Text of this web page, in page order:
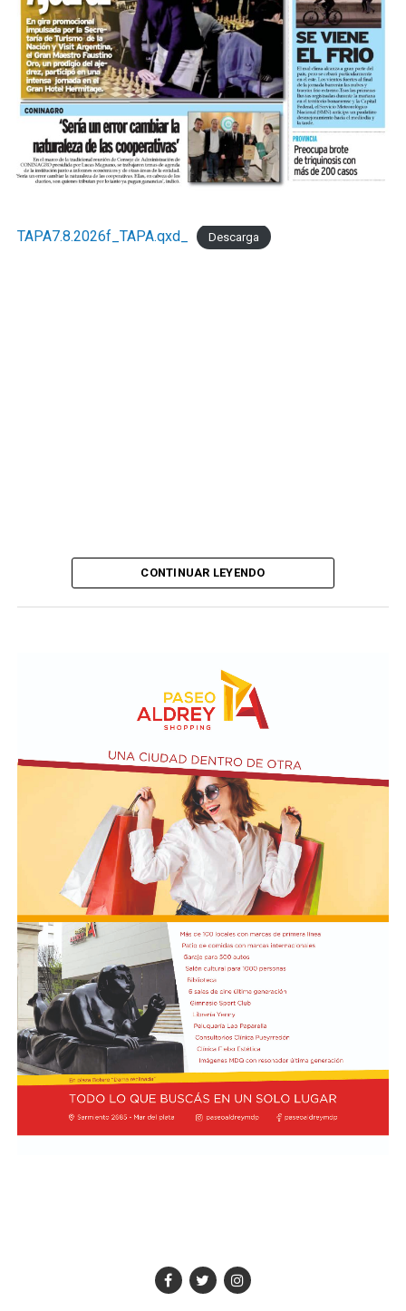
TAPA7.8.2026f_TAPA.qxd_ Descarga
CONTINUAR LEYENDO